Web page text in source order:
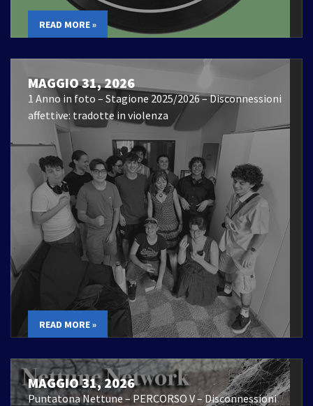
READ MORE »
MAGGIO 31, 2026
1 Anno in foto – Stagione 2025/2026 – Disconnessioni
affettive: tradotte in violenza
READ MORE »
MAGGIO 31, 2026
Puntatona Nettune – PERCORSO V – Disconnessioni